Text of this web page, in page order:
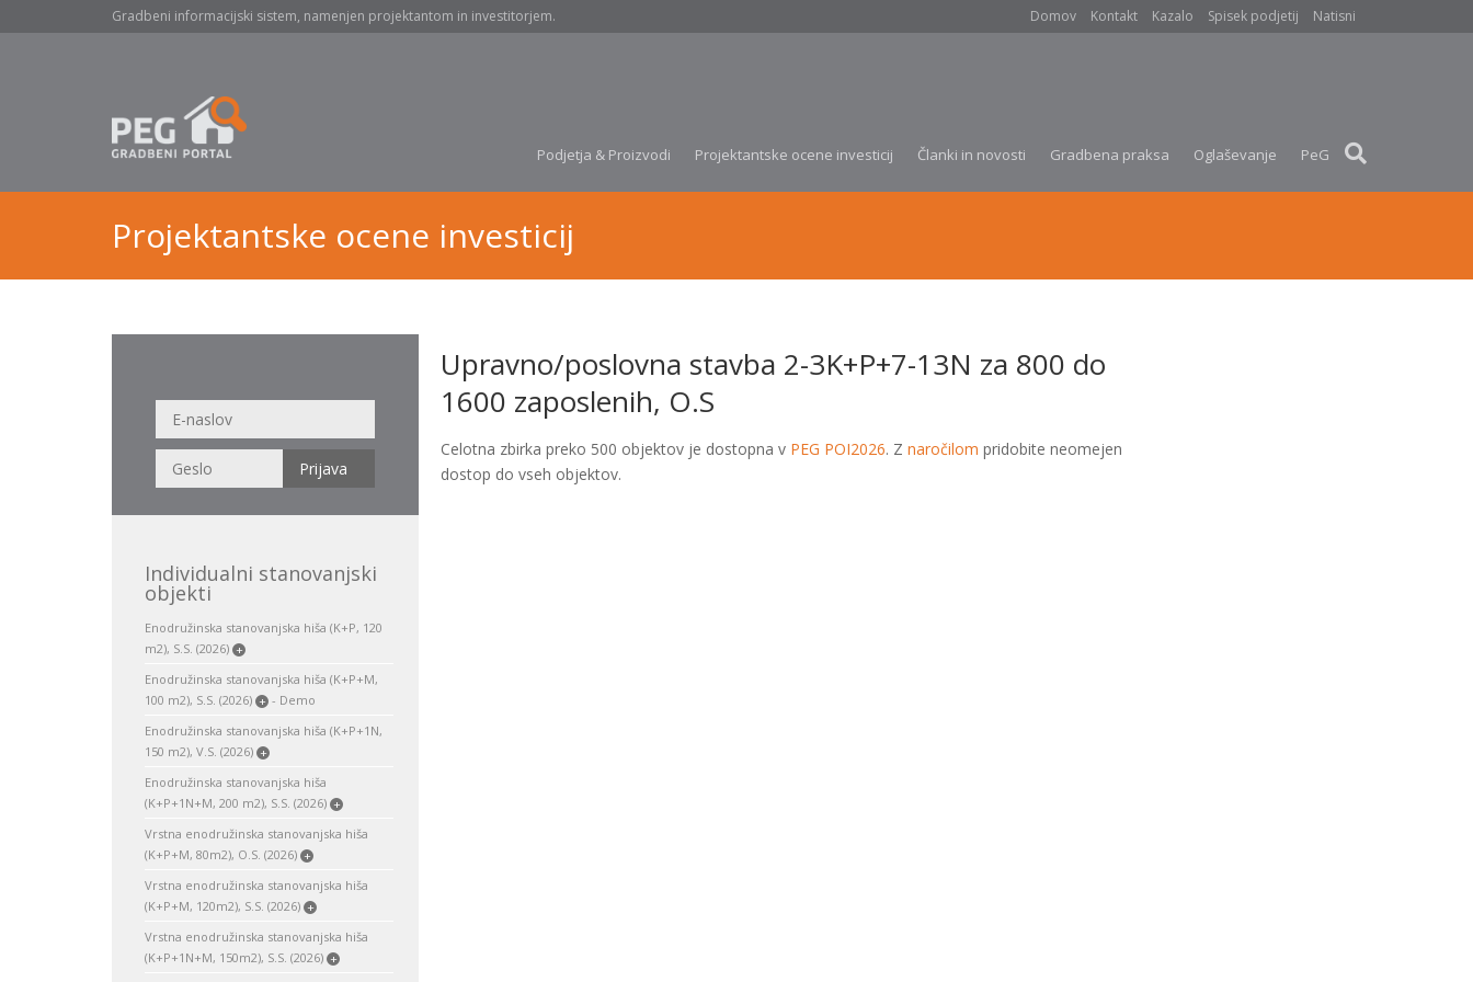
Gradbeni informacijski sistem, namenjen projektantom in investitorjem. Domov Kontakt Kazalo Spisek podjetij Natisni
Podjetja & Proizvodi Projektantske ocene investicij Članki in novosti Gradbena praksa Oglaševanje PeG
Projektantske ocene investicij
Individualni stanovanjski
objekti
Enodružinska stanovanjska hiša (K+P, 120
m2), S.S. (2026) +
Enodružinska stanovanjska hiša (K+P+M,
100 m2), S.S. (2026) + - Demo
Enodružinska stanovanjska hiša (K+P+1N,
150 m2), V.S. (2026) +
Enodružinska stanovanjska hiša
(K+P+1N+M, 200 m2), S.S. (2026) +
Vrstna enodružinska stanovanjska hiša
(K+P+M, 80m2), O.S. (2026) +
Vrstna enodružinska stanovanjska hiša
(K+P+M, 120m2), S.S. (2026) +
Vrstna enodružinska stanovanjska hiša
(K+P+1N+M, 150m2), S.S. (2026) +
Upravno/poslovna stavba 2-3K+P+7-13N za 800 do
1600 zaposlenih, O.S
Celotna zbirka preko 500 objektov je dostopna v PEG POI2026. Z naročilom pridobite neomejen
dostop do vseh objektov.